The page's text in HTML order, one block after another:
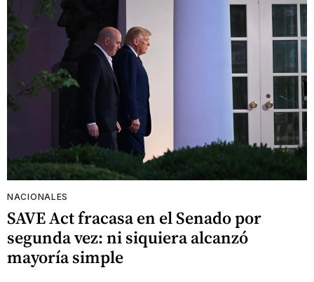
NACIONALES
SAVE Act fracasa en el Senado por
segunda vez: ni siquiera alcanzó
mayoría simple